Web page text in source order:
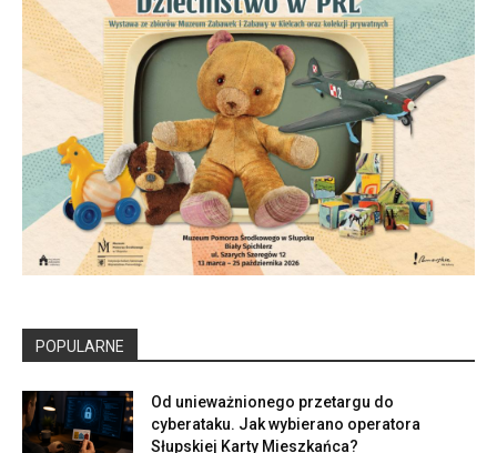
POPULARNE
Od unieważnionego przetargu do
cyberataku. Jak wybierano operatora
Słupskiej Karty Mieszkańca?